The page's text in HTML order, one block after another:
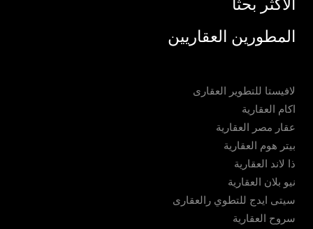
المطورين العقاريين
لافيستا للتطوير العقارى
اكام العقارية
عقار مصر العقارية
بيتر هوم العقارية
ذا لاند العقارية
نيو بلان العقارية
سيتى ايدج للتطوي رالعقارى
سروح العقارية